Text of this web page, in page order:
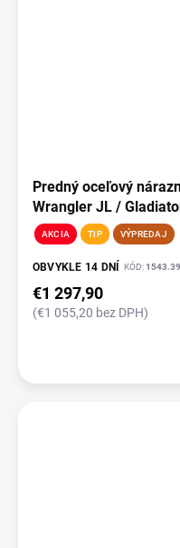
Predný oceľový
Wrangler JL /
AKCIA TIP VÝPREDAJ
OBVYKLE 14 DNÍ KÓD:1543.39
€1 297,90
(€1 055,20 bez DPH)